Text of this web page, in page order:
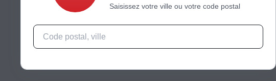
Caractéristiques
Saisissez votre ville ou votre code postal